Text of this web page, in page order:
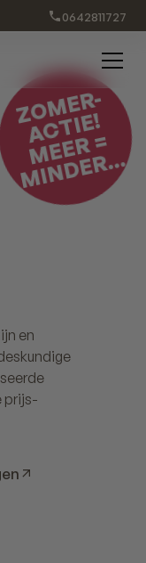
0642811727
en
prijs-
ZOMER-
ACTIE!
M
E
E
R
=
MI
N
D
E
R...